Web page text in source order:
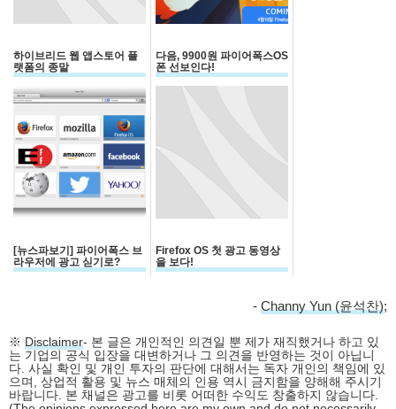
하이브리드 웹 앱스토어 플
랫폼의 종말
다음, 9900원 파이어폭스OS
폰 선보인다!
[뉴스파보기] 파이어폭스 브
라우저에 광고 싣기로?
Firefox OS 첫 광고 동영상
을 보다!
- Channy Yun (윤석찬);
※ Disclaimer- 본 글은 개인적인 의견일 뿐 제가 재직했거나 하고 있
는 기업의 공식 입장을 대변하거나 그 의견을 반영하는 것이 아닙니
다. 사실 확인 및 개인 투자의 판단에 대해서는 독자 개인의 책임에 있
으며, 상업적 활용 및 뉴스 매체의 인용 역시 금지함을 양해해 주시기
바랍니다. 본 채널은 광고를 비롯 어떠한 수익도 창출하지 않습니다.